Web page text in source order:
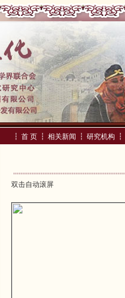
┇ 首 页 ┇ 相关新闻 ┇ 研究机构
┇
双击自动滚屏